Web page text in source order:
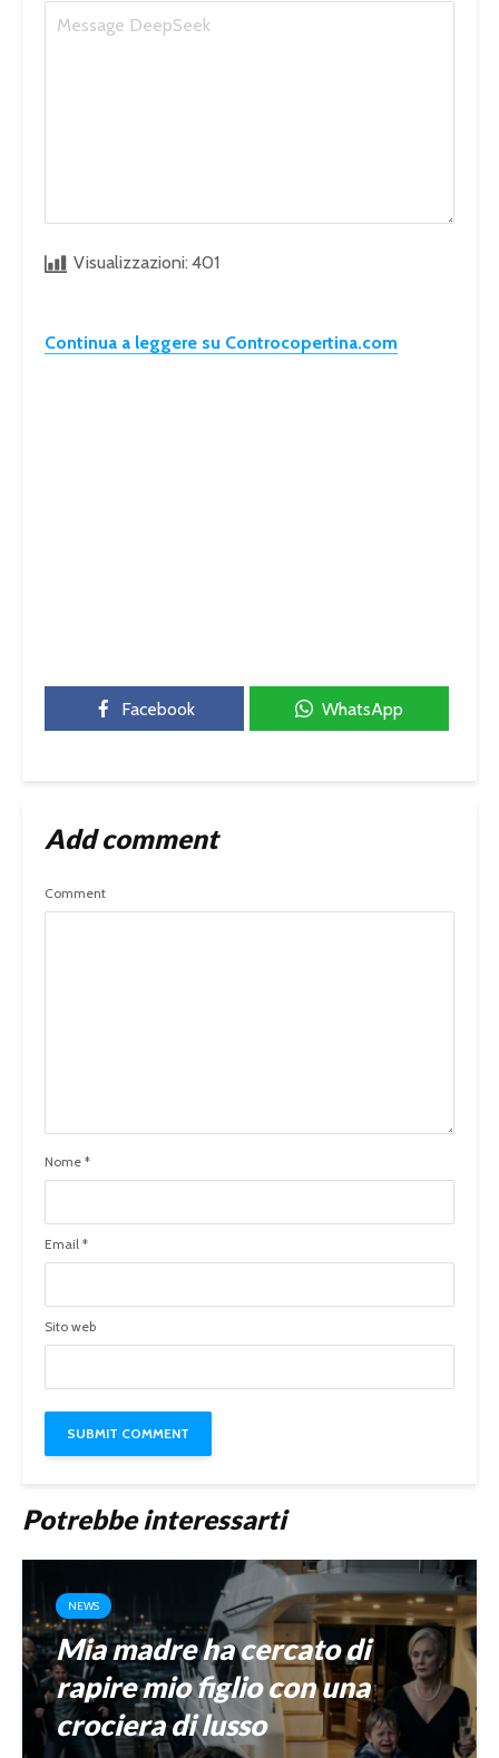
Visualizzazioni: 401
Continua a leggere su Controcopertina.com
Facebook WhatsApp
Add comment
Comment
Nome *
Email *
Sito web
Potrebbe interessarti
NEWS
Mia madre ha cercato di
rapire mio figlio con una
crociera di lusso